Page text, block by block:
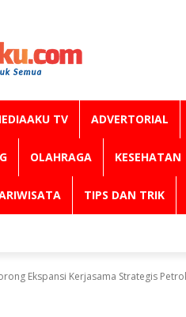
TV ADVERTORIAL
OLAHRAGA KESEHATAN
TIPS DAN TRIK
Ekspansi Kerjasama Strategis